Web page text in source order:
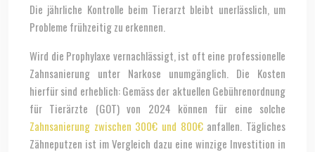
Die jährliche Kontrolle beim Tierarzt bleibt unerlässlich, um
Probleme frühzeitig zu erkennen.
Wird die Prophylaxe vernachlässigt, ist oft eine professionelle
Zahnsanierung unter Narkose unumgänglich. Die Kosten
hierfür sind erheblich: Gemäss der aktuellen Gebührenordnung
für Tierärzte (GOT) von 2024 können für eine solche
Zahnsanierung zwischen 300€ und 800€anfallen. Tägliches
Zähneputzen ist im Vergleich dazu eine winzige Investition in